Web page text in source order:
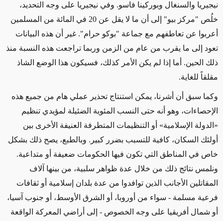
نيجيريا والسنغال وبوركينا فاسو. وفي نيجيريا على وجه التحديد،
خلُص "مركز بيو" إلى أن ما لا يقل عن 20 في المائة من المسلمين
أعربوا عن تعاطفهم مع جماعة "بوكو حرام". غير أن هذه البيانات
تعود إلى ما يقرب من عام من الزمن وربما تراجعت هذه النسبة منذ
ذلك الحين. أما إذا لم يكن الأمر كذلك، فسيكون هذا الوضع الشاذ
مقلقاً للغاية.
وكما سبق أن أشرنا، يمكن استنتاج تحذير عملي هام من جميع هذه
الإحصاءات، وهو أنه حتى النسب المئوية الضئيلة لمؤيدي تنظيم
«الدولة الإسلامية» أو التنظيمات المتطرفة العنيفة الأخرى بين
أولئك السكان، كافية للتسبب بضرر كبير. وبالطبع، يصح ذلك بشكل
خاص في المناطق التي تكون فيها الحكومات ضعيفة أو متداعية.
ونلمس نتائج ذلك من خلال عدة ظواهر سلبية، من بينها آلاف
المقاتلين الأجانب الذين توافدوا من عدة بلدان إسلامية أو ثقافات
فرعية مسلمة - سواء من أوروبا، أو الشرق الأوسط، أو جنوب آسيا،
أو شمال أفريقيا على وجه الخصوص - إلى أراضي المعركة الواقعة